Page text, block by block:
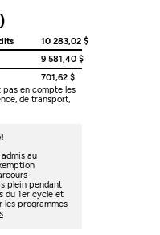
10 283,02 $
9 581,40 $
701,62 $
pas en compte les
de transport,
au
plein pendant
du 1er cycle et
les programmes